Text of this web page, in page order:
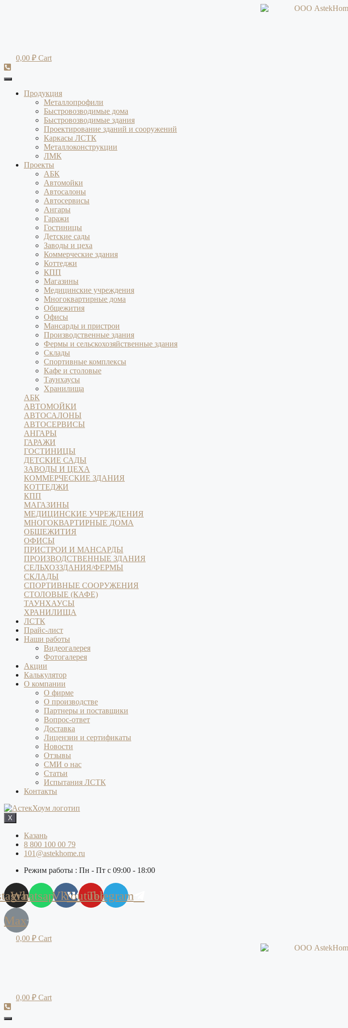
0,00 ₽ Cart
Продукция
Металлопрофили
Быстровозводимые дома
Быстровозводимые здания
Проектирование зданий и сооружений
Каркасы ЛСТК
Металлоконструкции
ЛМК
Проекты
АБК
Автомойки
Автосалоны
Автосервисы
Ангары
Гаражи
Гостиницы
Детские сады
Заводы и цеха
Коммерческие здания
Коттеджи
КПП
Магазины
Медицинские учреждения
Многоквартирные дома
Общежития
Офисы
Мансарды и пристрои
Производственные здания
Фермы и сельскохозяйственные здания
Склады
Спортивные комплексы
Кафе и столовые
Таунхаусы
Хранилища
АБК
АВТОМОЙКИ
АВТОСАЛОНЫ
АВТОСЕРВИСЫ
АНГАРЫ
ГАРАЖИ
ГОСТИНИЦЫ
ДЕТСКИЕ САДЫ
ЗАВОДЫ И ЦЕХА
КОММЕРЧЕСКИЕ ЗДАНИЯ
КОТТЕДЖИ
КПП
МАГАЗИНЫ
МЕДИЦИНСКИЕ УЧРЕЖДЕНИЯ
МНОГОКВАРТИРНЫЕ ДОМА
ОБЩЕЖИТИЯ
ОФИСЫ
ПРИСТРОИ И МАНСАРДЫ
ПРОИЗВОДСТВЕННЫЕ ЗДАНИЯ
СЕЛЬХОЗЗДАНИЯ/ФЕРМЫ
СКЛАДЫ
СПОРТИВНЫЕ СООРУЖЕНИЯ
СТОЛОВЫЕ (КАФЕ)
ТАУНХАУСЫ
ХРАНИЛИЩА
ЛСТК
Прайс-лист
Наши работы
Видеогалерея
Фотогалерея
Акции
Калькулятор
О компании
О фирме
О производстве
Партнеры и поставщики
Вопрос-ответ
Доставка
Лицензии и сертификаты
Новости
Отзывы
СМИ о нас
Статьи
Испытания ЛСТК
Контакты
X
Казань
8 800 100 00 79
101@astekhome.ru
Режим работы : Пн - Пт с 09:00 - 18:00
Whatsapp
VkYoutubeTelegram
Max
0,00 ₽ Cart
0,00 ₽ Cart